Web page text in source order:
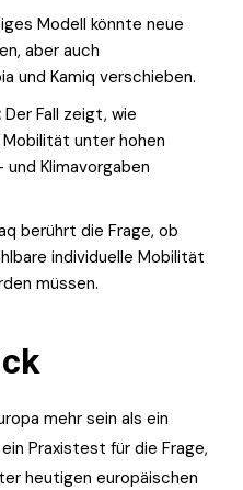
Modell könnte neue
aber auch
und Kamiq verschieben.
Der Fall zeigt, wie
unter hohen
Klimavorgaben
berührt die Frage, ob
individuelle Mobilität
müssen.
mehr sein als ein
Praxistest für die Frage,
heutigen europäischen